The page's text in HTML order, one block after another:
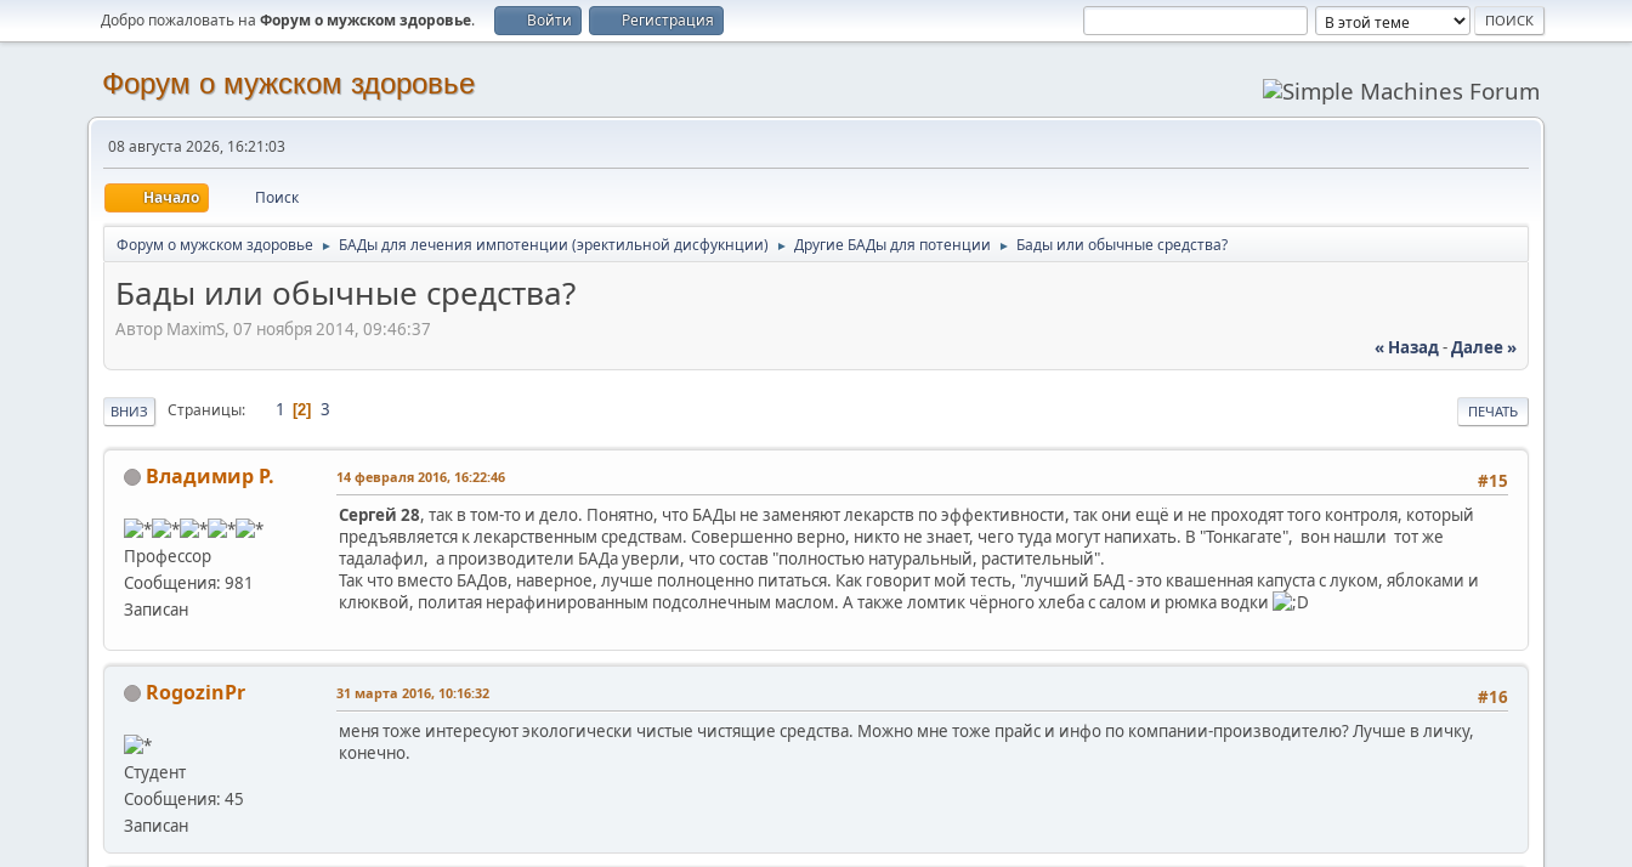
Добро пожаловать на Форум о мужском здоровье. Войти Регистрация
Форум о мужском здоровье
08 августа 2026, 16:21:03
Начало Поиск
Форум о мужском здоровье ► БАДы для лечения импотенции (эректильной дисфукнции) ► Другие БАДы для потенции ► Бады или обычные средства?
Бады или обычные средства?
Автор MaximS, 07 ноября 2014, 09:46:37
« Назад-Далее »
ПЕЧАТЬ
ВНИЗ Страницы 1 2 3
Владимир Р.
Профессор
Сообщения: 981
Записан
#15
14 февраля 2016, 16:22:46
Сергей 28, так в том-то и дело. Понятно, что БАДы не заменяют лекарств по эффективности, так они ещё и не проходят того контроля, который
предъявляется к лекарственным средствам. Совершенно верно, никто не знает, чего туда могут напихать. В "Тонкагате", вон нашли тот же
тадалафил, а производители БАДа уверли, что состав "полностью натуральный, растительный".
Так что вместо БАДов, наверное, лучше полноценно питаться. Как говорит мой тесть, "лучший БАД - это квашенная капуста с луком, яблоками и
клюквой, политая нерафинированным подсолнечным маслом. А также ломтик чёрного хлеба с салом и рюмка водки
RogozinPr
Студент
Сообщения: 45
Записан
#16
31 марта 2016, 10:16:32
меня тоже интересуют экологически чистые чистящие средства. Можно мне тоже прайс и инфо по компании-производителю? Лучше в личку,
конечно.